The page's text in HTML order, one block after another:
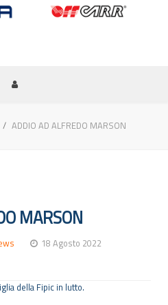
ADDIO AD ALFREDO MARSON
MARSON
18 Agosto 2022
della Fipic in lutto.